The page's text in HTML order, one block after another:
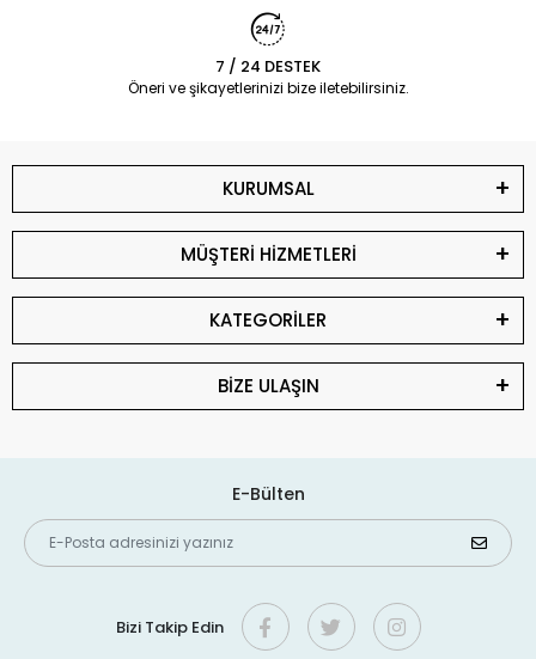
7 / 24 DESTEK
Öneri ve şikayetlerinizi bize iletebilirsiniz.
KURUMSAL
MÜŞTERİ HİZMETLERİ
KATEGORİLER
BİZE ULAŞIN
E-Bülten
Bizi Takip Edin